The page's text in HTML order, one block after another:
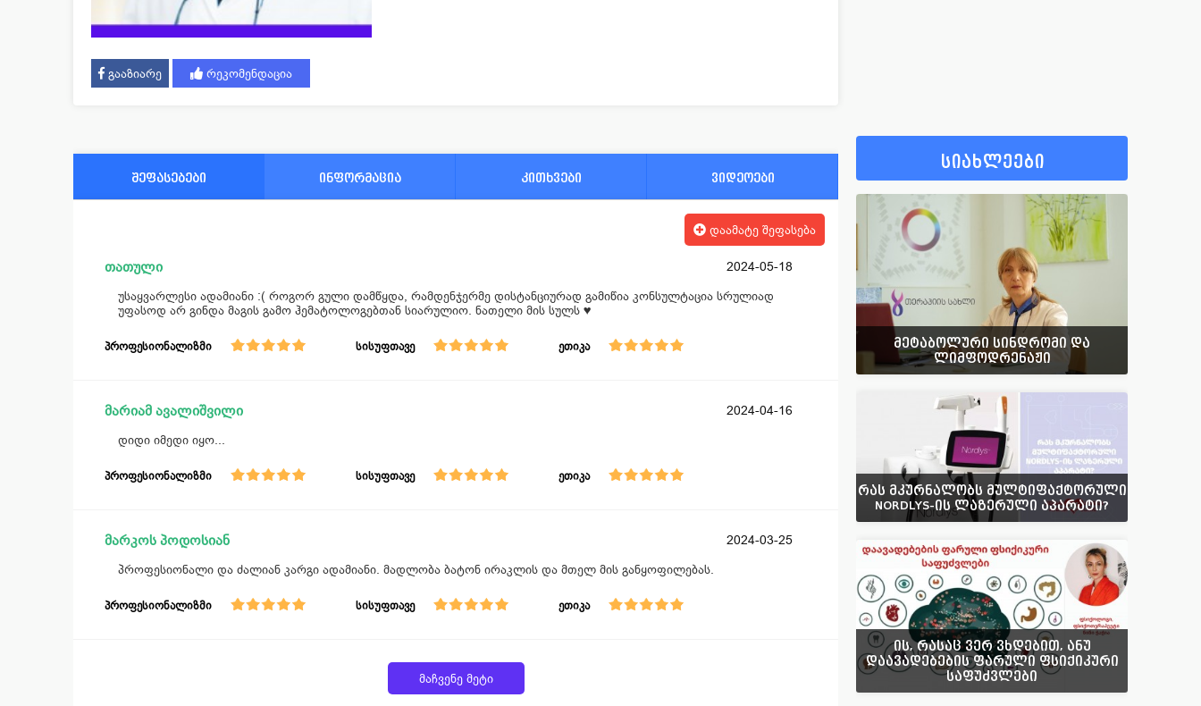
გააზიარე რეკომენდაცია
შეფასებები ინფორმაცია კითხვები ვიდეოები
დაამატე შეფასება
თათული 2024-05-18
უსაყვარლესი ადამიანი :( როგორ გული დამწყდა, რამდენჯერმე დისტანციურად გამიწია კონსულტაცია სრულიად
უფასოდ არ გინდა მაგის გამო ჰემატოლოგებთან სიარულიო. ნათელი მის სულს ♥️
პროფესიონალიზმი სისუფთავე ეთიკა
მარიამ ავალიშვილი 2024-04-16
დიდი იმედი იყო...
პროფესიონალიზმი სისუფთავე ეთიკა
მარკოს პოდოსიან 2024-03-25
პროფესიონალი და ძალიან კარგი ადამიანი. მადლობა ბატონ ირაკლის და მთელ მის განყოფილებას.
პროფესიონალიზმი სისუფთავე ეთიკა
მაჩვენე მეტი
სიახლეები
მეტაბოლური სინდრომი და
ლიმფოდრენაჟი
რას მკურნალობს მულტიფაქტორული
NORDLYS-ის ლაზერული აპარატი?
ის, რასაც ვერ ვხდებით, ანუ
დაავადებების ფარული ფსიქიკური
საფუძვლები